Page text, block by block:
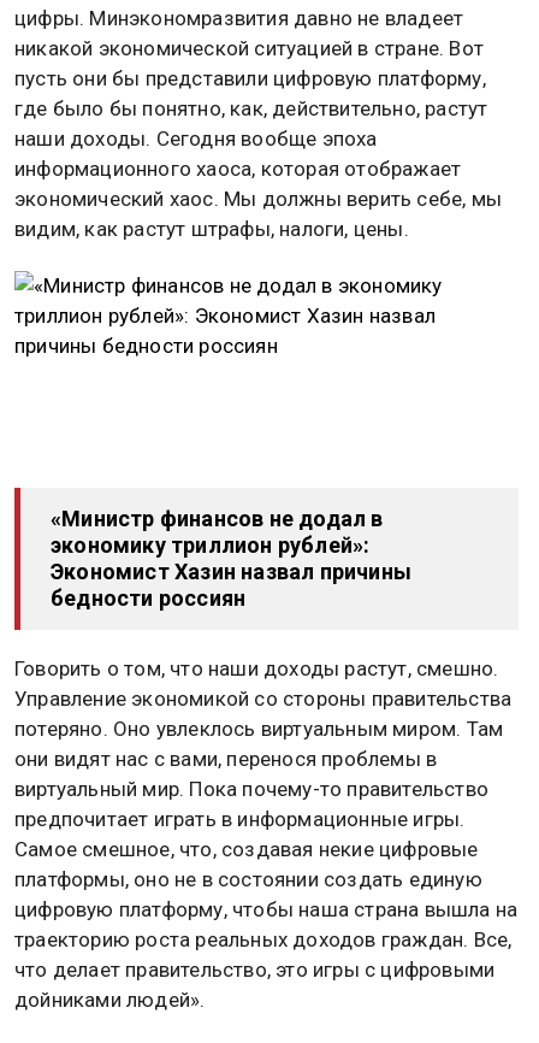
цифры. Минэкономразвития давно не владеет
никакой экономической ситуацией в стране. Вот
пусть они бы представили цифровую платформу,
где было бы понятно, как, действительно, растут
наши доходы. Сегодня вообще эпоха
информационного хаоса, которая отображает
экономический хаос. Мы должны верить себе, мы
видим, как растут штрафы, налоги, цены.
«Министр финансов не додал в
экономику триллион рублей»:
Экономист Хазин назвал причины
бедности россиян
Говорить о том, что наши доходы растут, смешно.
Управление экономикой со стороны правительства
потеряно. Оно увлеклось виртуальным миром. Там
они видят нас с вами, перенося проблемы в
виртуальный мир. Пока почему-то правительство
предпочитает играть в информационные игры.
Самое смешное, что, создавая некие цифровые
платформы, оно не в состоянии создать единую
цифровую платформу, чтобы наша страна вышла на
траекторию роста реальных доходов граждан. Все,
что делает правительство, это игры с цифровыми
дойниками людей».